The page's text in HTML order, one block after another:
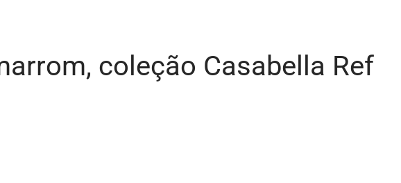
coleção Casabella Ref